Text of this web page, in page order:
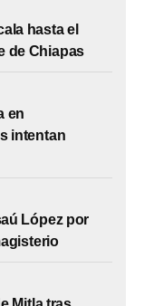
hasta el
de Chiapas
en
intentan
López por